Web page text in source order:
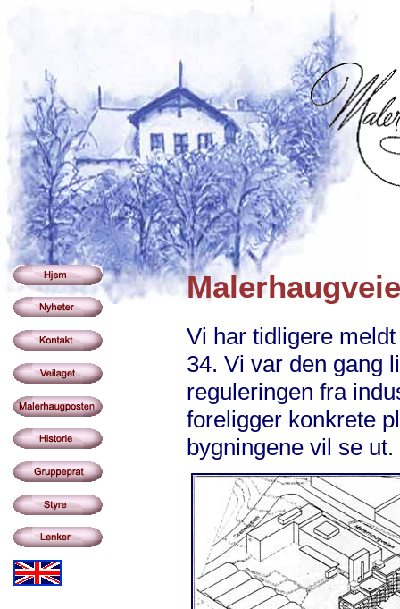
Vi har tidligere
34. Vi var den gang
reguleringen fra
foreligger konkrete
bygningene vil se ut.